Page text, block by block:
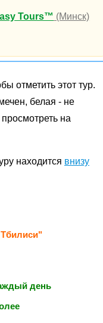
Tours™ (Минск)
отметить этот тур.
белая - не
на
находится внизу
день